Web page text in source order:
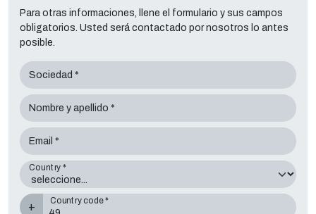
Para otras informaciones, llene el formulario y sus campos
obligatorios. Usted será contactado por nosotros lo antes
posible.
Sociedad *
Nombre y apellido *
Email *
Country *
+
Country code *